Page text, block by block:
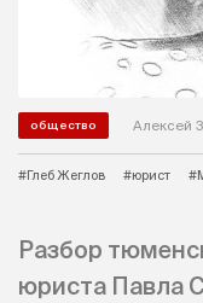
общество Алексей
#Глеб Жеглов #юрист
Разбор
юриста Павла